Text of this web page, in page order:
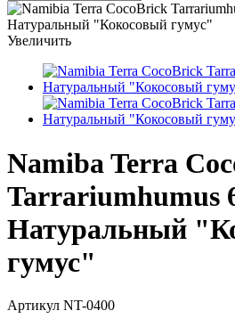
Увеличить
Namiba Terra
Tarrariumhumus
Натуральный
гумус"
Артикул NT-0400